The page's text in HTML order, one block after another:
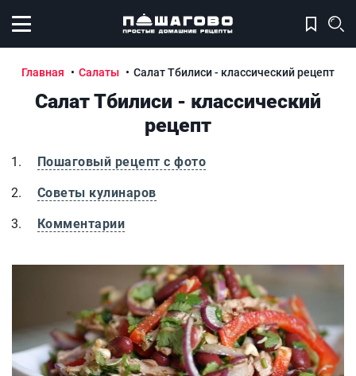
Открыть меню
Главная Салаты Салат Тбилиси - классический рецепт
Салат Тбилиси - классический
рецепт
Пошаговый рецепт с фото
Советы кулинаров
Комментарии
Салат Тбилиси - классический рецепт